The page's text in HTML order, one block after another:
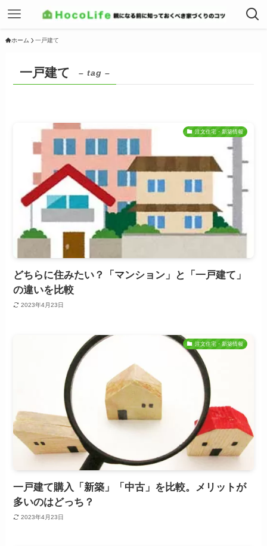
ホーム 一戸建て
一戸建て – tag –
注文住宅・新築情報
どちらに住みたい？「マンション」と「一戸建て」
の違いを比較
2023年4月23日
注文住宅・新築情報
一戸建て購入「新築」「中古」を比較。メリットが
多いのはどっち？
2023年4月23日